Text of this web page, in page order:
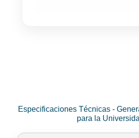
Especificaciones Técnicas -
para la